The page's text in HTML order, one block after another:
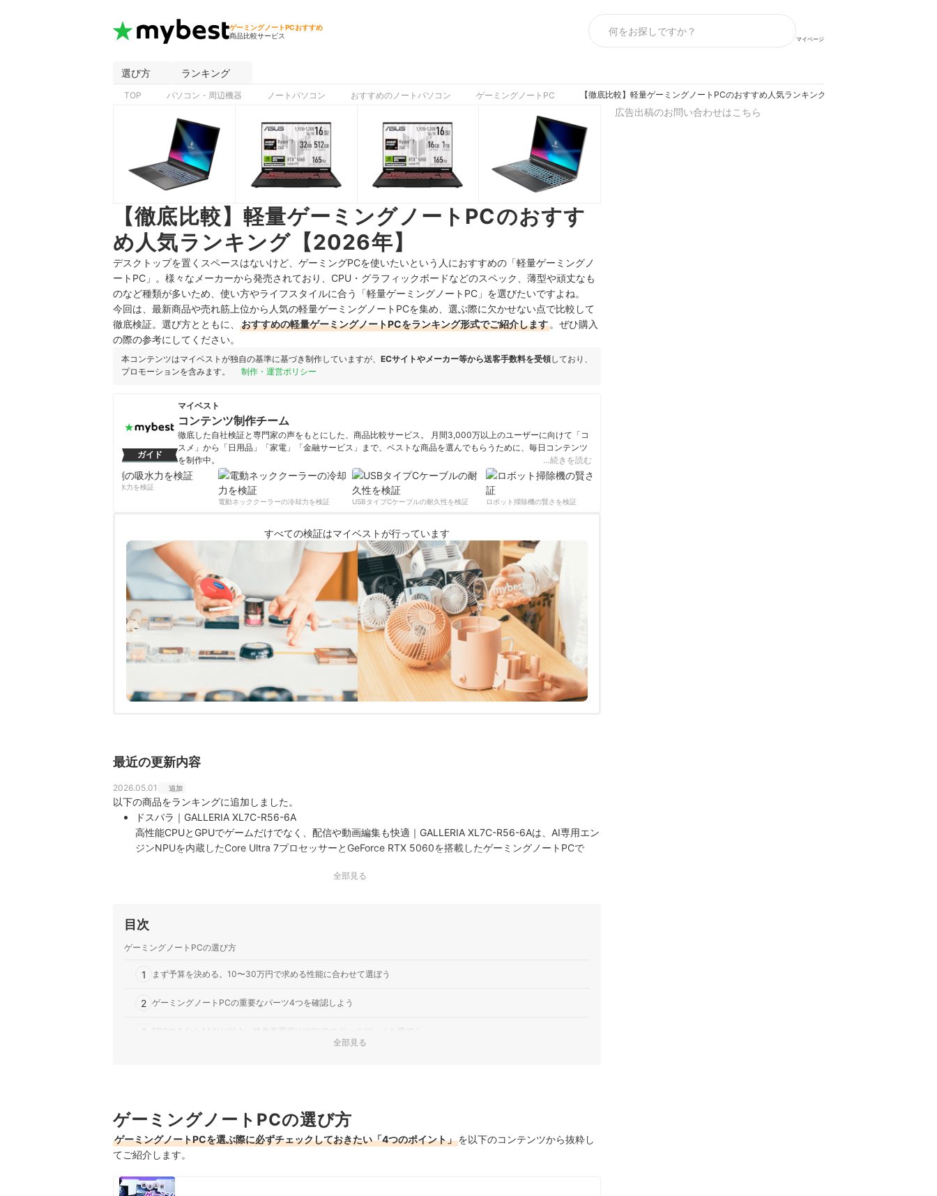
ゲーミングノートPCおすすめ
商品比較サービス
マイページ
選び方 ランキング
TOP パソコン・周辺機器 ノートパソコン おすすめのノートパソコン ゲーミングノートPC 【徹底比較】軽量ゲーミングノートPCのおすすめ人気ランキング【2026年】
【徹底比較】軽量ゲーミングノートPCのおすす
め人気ランキング【2026年】
デスクトップを置くスペースはないけど、ゲーミングPCを使いたいという人におすすめの「軽量ゲーミングノ
ートPC」。様々なメーカーから発売されており、CPU・グラフィックボードなどのスペック、薄型や頑丈なも
のなど種類が多いため、使い方やライフスタイルに合う「軽量ゲーミングノートPC」を選びたいですよね。
今回は、最新商品や売れ筋上位から人気の軽量ゲーミングノートPCを集め、選ぶ際に欠かせない点で比較して
徹底検証。選び方とともに、
おすすめの軽量ゲーミングノートPCをランキング形式でご紹介します 。ぜひ購入
の際の参考にしてください。
本コンテンツはマイベストが独自の基準に基づき制作していますが、 ECサイトやメーカー等から送客手数料を受領しており、
プロモーションを含みます。
制作・運営ポリシー
ガイド
マイベスト
コンテンツ制作チーム
徹底した自社検証と専門家の声をもとにした、商品比較サービス。 月間3,000万以上のユーザーに向けて「コ
スメ」から「日用品」「家電」「金融サービス」まで、ベストな商品を選んでもらうために、毎日コンテンツ
を制作中。
コンテンツ制作チームのプロフィール
…続きを読む
柔軟剤の吸水力を検証
電動ネッククーラーの冷却力を検証
USBタイプCケーブルの耐久性を検証 ロボット掃除機の賢さを検証
すべての検証はマイベストが行っています
最近の更新内容
2026.05.01 追加
以下の商品をランキングに追加しました。
ドスパラ｜GALLERIA XL7C-R56-6A
高性能CPUとGPUでゲームだけでなく、配信や動画編集も快適｜GALLERIA XL7C-R56-6Aは、AI専用エン
ジンNPUを内蔵したCore Ultra 7プロセッサーとGeForce RTX 5060を搭載したゲーミングノートPCで
MSI COMPUTER｜MSI｜VenturePro-15-A2RWFG-1261JP
タッチパネルやSIMフリー/LTEには非対応で、Officeは搭載されていません。グラフ…
CPU性能は高く処理が快適だが、フルHDまでの出力に留まる｜MSI COMPUTER Thin-15-B13VE-6112JP
は、Core i7-13620H CPUとNVIDIA GeForce RTX 4050 Laptop GPUを搭載した15.6インチのゲーミング
MSI COMPUTER｜MSI｜Thin-15-B13UC-6113JP
B13UC-6113JP」 はCore i5-13420HプロセッサーとNVIDIA GeForce RTX 3060を搭載した15.6インチの
ゲーミングノートPCです。16GBのDDR4メモリと…
13420HとNVIDIA GeForce RTX 3050 Laptop G…
全部見る
目次
ゲーミングノートPCの選び方
1 まず予算を決める。10〜30万円で求める性能に合わせて選ぼう
2 ゲーミングノートPCの重要なパーツ4つを確認しよう
3 FPSするなら144Hz以上、映像美重視はWQHDのディスプレイを選ぼう
売れ筋の人気軽量ゲーミングノートPC全4商品を徹底比較！
軽量ゲーミングノートPCの売れ筋ランキングもチェック！
全部見る
ゲーミングノートPCの選び方
ゲーミングノートPCを選ぶ際に必ずチェックしておきたい「4つのポイント」を以下のコンテンツから抜粋し
てご紹介します。
広告出稿のお問い合わせはこちら